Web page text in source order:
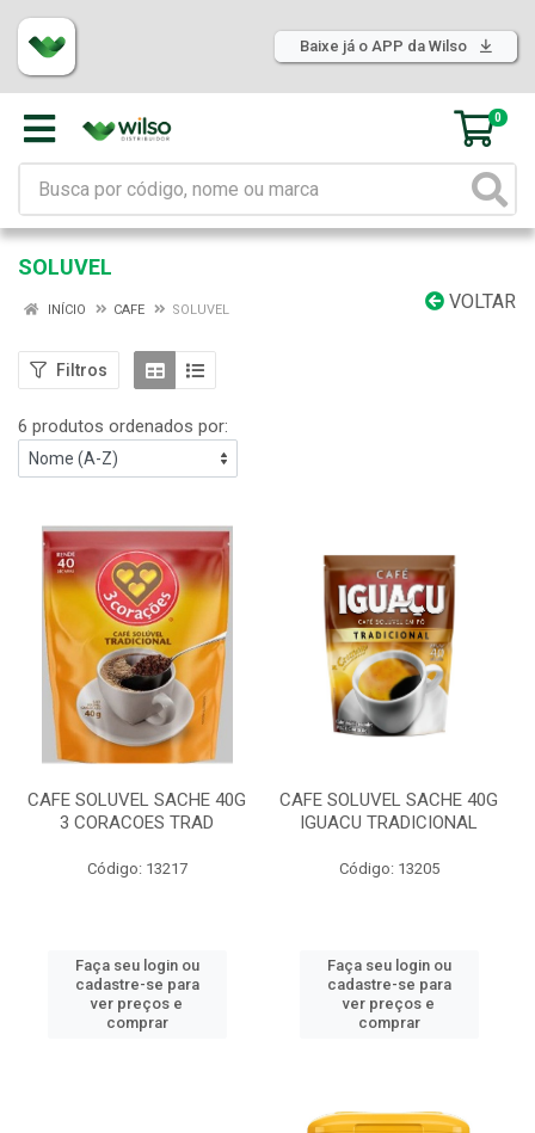
Baixe já o APP da Wilso
0
SOLUVEL
VOLTAR
INÍCIO CAFE SOLUVEL
Filtros
6 produtos ordenados por:
CAFE SOLUVEL SACHE 40G
3 CORACOES TRAD
Código: 13217
Faça seu login ou
cadastre-se para
ver preços e
comprar
CAFE SOLUVEL SACHE 40G
IGUACU TRADICIONAL
Código: 13205
Faça seu login ou
cadastre-se para
ver preços e
comprar